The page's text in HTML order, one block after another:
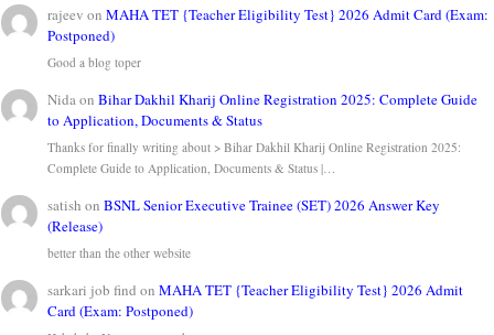
rajeev onMAHA TET {Teacher Eligibility Test} 2026 Admit Card (Exam:
Postponed)
Good a blog toper
NidaonBihar Dakhil Kharij Online Registration 2025: Complete Guide
to Application, Documents & Status
Thanks for finally writing about > Bihar Dakhil Kharij Online Registration 2025:
Complete Guide to Application, Documents & Status |…
satish onBSNL Senior Executive Trainee (SET) 2026 Answer Key
(Release)
better than the other website
sarkari job find onMAHA TET {Teacher Eligibility Test} 2026 Admit
Card (Exam: Postponed)